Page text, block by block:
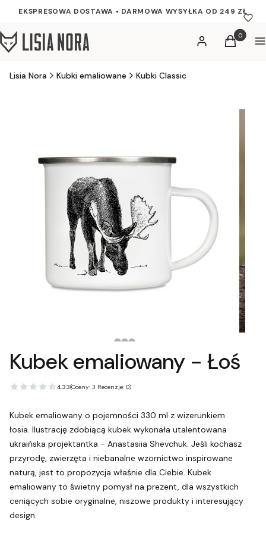
EKSPRESOWA DOSTAWA • DARMOWA WYSYŁKA OD 249 ZŁ
Zaloguj sięProdukty
Koszyk
Lisia Nora Kubki emaliowane Kubki Classic
Kubek emaliowany - Łoś
4.33(Oceny: 3 Recenzje: 0)
Kubek emaliowany o pojemności 330 ml z wizerunkiem
łosia. Ilustrację zdobiącą kubek wykonała utalentowana
ukraińska projektantka - Anastasiia Shevchuk. Jeśli kochasz
przyrodę, zwierzęta i niebanalne wzornictwo inspirowane
naturą, jest to propozycja właśnie dla Ciebie. Kubek
emaliowany to świetny pomysł na prezent, dla wszystkich
ceniących sobie oryginalne, niszowe produkty i interesujący
design.